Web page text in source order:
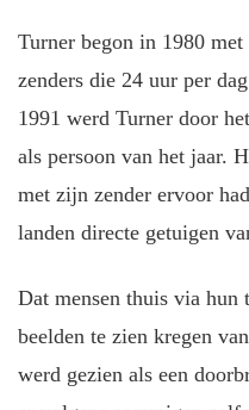
Turner begon in 1980
zenders die 24 uur per
1991 werd Turner door
als persoon van het jaar.
met zijn zender ervoor
landen directe getuigen
Dat mensen thuis via
beelden te zien kregen
werd gezien als een